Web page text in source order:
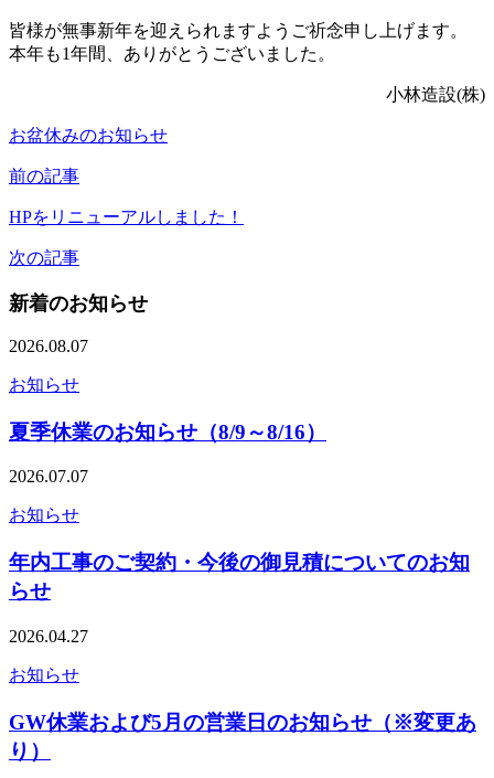
皆様が無事新年を迎えられますようご祈念申し上げます。
本年も1年間、ありがとうございました。
小林造設(株)
お盆休みのお知らせ
前の記事
HPをリニューアルしました！
次の記事
新着のお知らせ
2026.08.07
お知らせ
夏季休業のお知らせ（8/9～8/16）
2026.07.07
お知らせ
年内工事のご契約・今後の御見積についてのお知
らせ
2026.04.27
お知らせ
GW休業および5月の営業日のお知らせ（※変更あ
り）